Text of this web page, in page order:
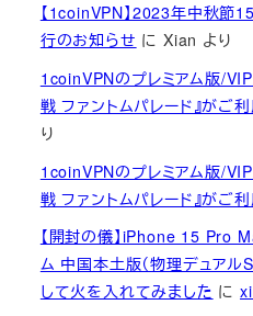
【1coinVPN】2023年中秋節
行のお知らせ にXian より
1coinVPNのプレミアム版/
戦 ファントムパレード』がご
り
1coinVPNのプレミアム版/
戦 ファントムパレード』がご
【開封の儀】iPhone 15 Pro
ム 中国本土版（物理デュア
して火を入れてみました に